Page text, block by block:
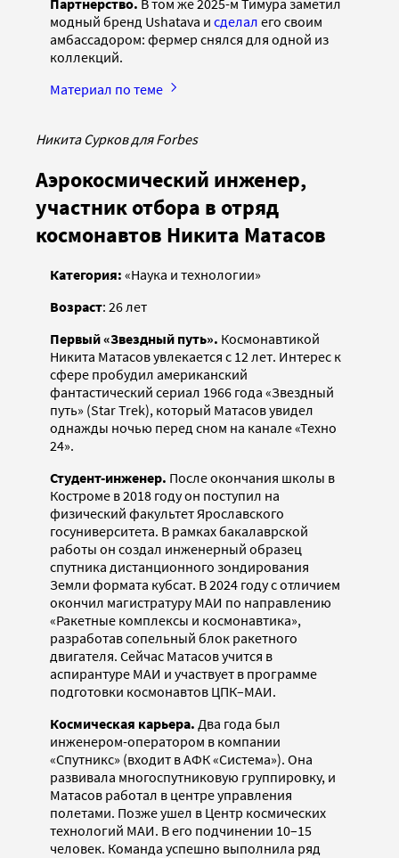
модный бренд Ushatava и сделал его своим
амбассадором: фермер снялся для одной из
коллекций.
Материал по теме
Никита Сурков для Forbes
Аэрокосмический инженер,
участник отбора в отряд
космонавтов Никита Матасов
Категория: «Наука и технологии»
Возраст: 26 лет
Первый «Звездный путь». Космонавтикой
Никита Матасов увлекается с 12 лет. Интерес к
сфере пробудил американский
фантастический сериал 1966 года «Звездный
путь» (Star Trek), который Матасов увидел
однажды ночью перед сном на канале «Техно
24».
Студент-инженер. После окончания школы в
Костроме в 2018 году он поступил на
физический факультет Ярославского
госуниверситета. В рамках бакалаврской
работы он создал инженерный образец
спутника дистанционного зондирования
Земли формата кубсат. В 2024 году с отличием
окончил магистратуру МАИ по направлению
«Ракетные комплексы и космонавтика»,
разработав сопельный блок ракетного
двигателя. Сейчас Матасов учится в
аспирантуре МАИ и участвует в программе
подготовки космонавтов ЦПК–МАИ.
Космическая карьера. Два года был
инженером-оператором в компании
«Спутникс» (входит в АФК «Система»). Она
развивала многоспутниковую группировку, и
Матасов работал в центре управления
полетами. Позже ушел в Центр космических
технологий МАИ. В его подчинении 10–15
человек. Команда успешно выполнила ряд